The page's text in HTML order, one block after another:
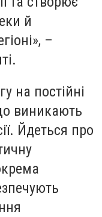
й
–
на постійні
виникають
Йдеться про